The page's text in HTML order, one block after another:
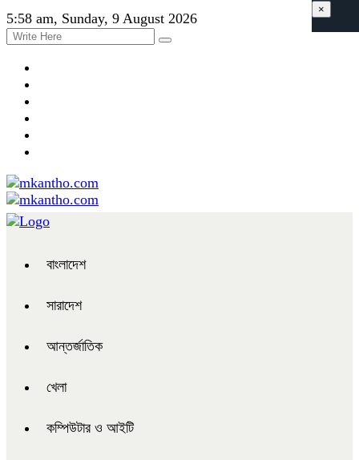
5:58 am, Sunday, 9 August 2026
বাংলাদেশ
সারাদেশ
আন্তর্জাতিক
খেলা
কম্পিউটার ও আইটি
×